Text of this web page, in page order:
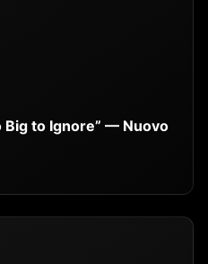
Big to Ignore” — Nuovo